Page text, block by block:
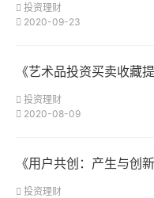
投资理财
2020-09-23
《艺术品投资买卖收藏
投资理财
2020-08-09
《用户共创：产生与创
投资理财